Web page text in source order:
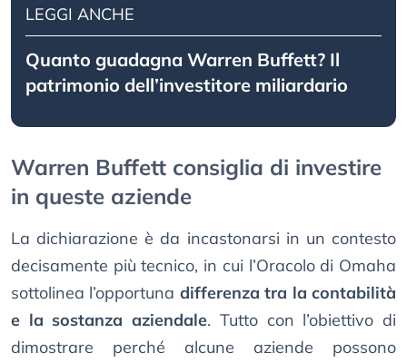
LEGGI ANCHE
Quanto guadagna Warren Buffett? Il
patrimonio dell’investitore miliardario
Warren Buffett consiglia di investire
in queste aziende
La dichiarazione è da incastonarsi in un contesto
decisamente più tecnico, in cui l’Oracolo di Omaha
sottolinea l’opportuna differenza tra la contabilità
e la sostanza aziendale. Tutto con l’obiettivo di
dimostrare perché alcune aziende possono